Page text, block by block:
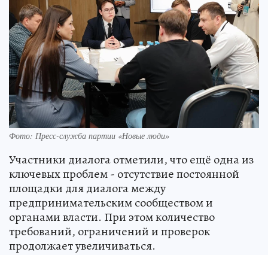
Фото: Пресс-служба партии «Новые люди»
Участники диалога отметили, что ещё одна из
ключевых проблем - отсутствие постоянной
площадки для диалога между
предпринимательским сообществом и
органами власти. При этом количество
требований, ограничений и проверок
продолжает увеличиваться.